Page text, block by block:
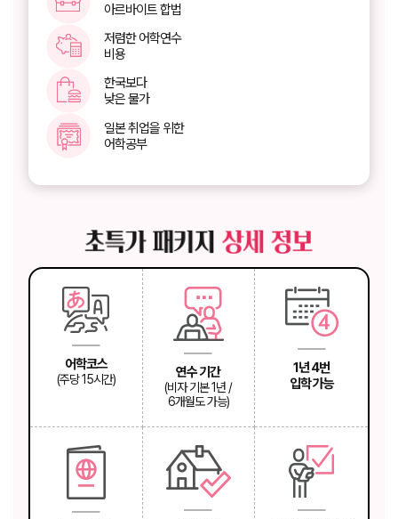
아르바이트 합법
저렴한 어학연수
비용
한국보다
낮은 물가
일본 취업을 위한
어학공부
어학코스
(주당 15시간) 연수 기간
(비자 기본 1년 /
6개월도 가능)
1년 4번
입학 가능